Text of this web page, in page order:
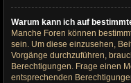
Warum kann ich auf
Manche Foren können
sein. Um diese einzusehen,
Vorgänge durchzuführen,
Berechtigungen. Frage einen
entsprechenden